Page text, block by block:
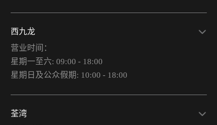
西九龙
营业时间：
星期一至六: 09:00 - 18:00
星期日及公众假期: 10:00 - 18:00
荃湾